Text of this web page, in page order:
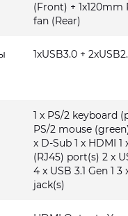
(Front) + 1x120mm
fan (Rear)
1xUSB3.0 +
1 x PS/2 keyboard
PS/2 mouse
x D-Sub 1 x HDMI 1
(RJ45) port(s) 2 x
4 x USB 3.1 Gen 1 3
jack(s)